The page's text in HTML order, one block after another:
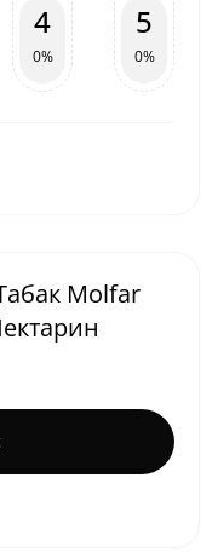
4
0%
5
0%
Molfar